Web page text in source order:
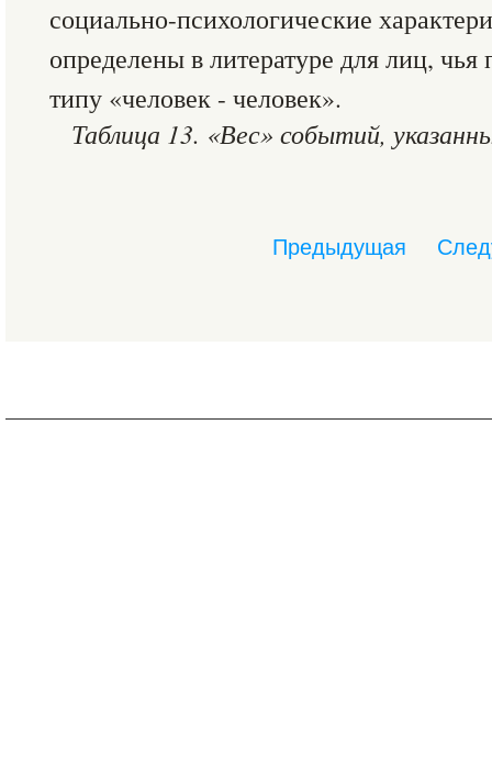
социально-психологические
определены в литературе для лиц,
типу «человек - человек».
Таблица 13. «Вес» событий,
Предыдущая